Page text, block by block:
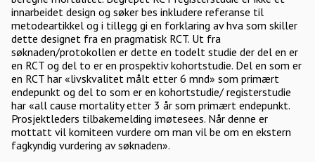
innarbeidet design og søker bes inkludere referanse til
metodeartikkel og i tillegg gi en forklaring av hva som skiller
dette designet fra en pragmatisk RCT. Ut fra
søknaden/protokollen er dette en todelt studie der del en er
en RCT og del to er en prospektiv kohortstudie. Del en som er
en RCT har «livskvalitet målt etter 6 mnd» som primært
endepunkt og del to som er en kohortstudie/ registerstudie
har «all cause mortality etter 3 år som primært endepunkt.
Prosjektleders tilbakemelding imøtesees. Når denne er
mottatt vil komiteen vurdere om man vil be om en ekstern
fagkyndig vurdering av søknaden».